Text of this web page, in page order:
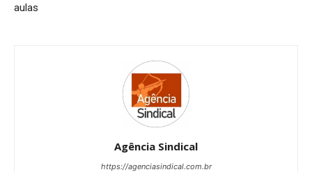
aulas
Agência Sindical
https://agenciasindical.com.br